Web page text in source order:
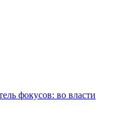
фокусов: во власти